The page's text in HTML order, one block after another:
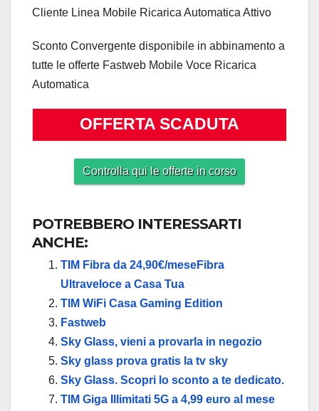
Cliente Linea Mobile Ricarica Automatica Attivo
Sconto Convergente disponibile in abbinamento a
tutte le offerte Fastweb Mobile Voce Ricarica
Automatica
OFFERTA SCADUTA
POTREBBERO INTERESSARTI
ANCHE:
TIM Fibra da 24,90€/meseFibra
Ultraveloce a Casa Tua
TIM WiFi Casa Gaming Edition
Fastweb
Sky Glass, vieni a provarla in negozio
Sky glass prova gratis la tv sky
Sky Glass. Scopri lo sconto a te dedicato.
TIM Giga Illimitati 5G a 4,99 euro al mese